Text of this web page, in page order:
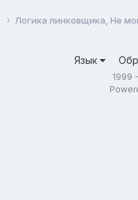
Логика линковщика, Не
Язык
1999